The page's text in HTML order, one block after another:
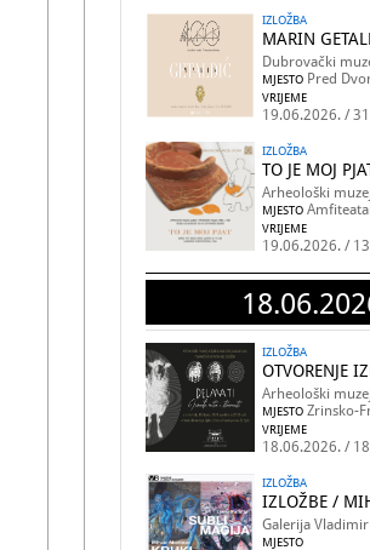
IZLOŽBA
MARIN
Dubrovački
MJESTO Pred
VRIJEME
19.06.2026. /
IZLOŽBA
TO JE MOJ
Arheološki
MJESTO
VRIJEME
19.06.2026. /
IZLOŽBA
OTVORENJE
Arheološki
MJESTO Zrinsko-
VRIJEME
18.06.2026. /
IZLOŽBA
IZLOŽBE /
Galerija
MJESTO